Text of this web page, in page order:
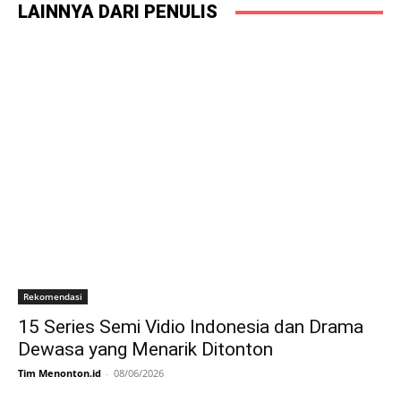
LAINNYA DARI PENULIS
Rekomendasi
15 Series Semi Vidio Indonesia dan Drama
Dewasa yang Menarik Ditonton
Tim Menonton.id - 08/06/2026